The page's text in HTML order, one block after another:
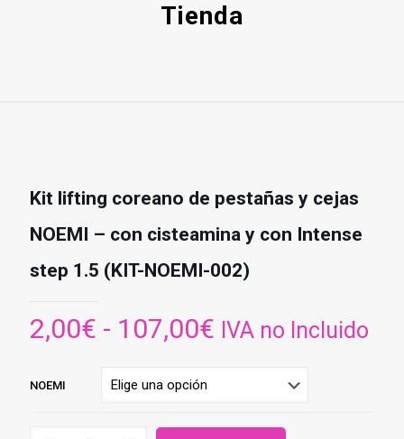
Tienda
Kit lifting coreano de pestañas y cejas
NOEMI – con cisteamina y con Intense
step 1.5 (KIT-NOEMI-002)
2,00€ - 107,00€ Rango
precios:
IVA no Incluido
NOEMI